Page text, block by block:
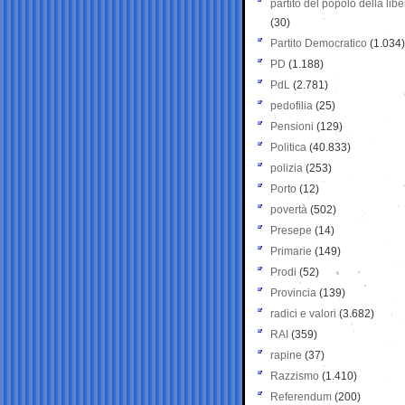
partito del popolo della
(30)
Partito Democratico (1.034)
PD (1.188)
PdL (2.781)
pedofilia (25)
Pensioni (129)
Politica (40.833)
polizia (253)
Porto (12)
povertà (502)
Presepe (14)
Primarie (149)
Prodi (52)
Provincia (139)
radici e valori (3.682)
RAI (359)
rapine (37)
Razzismo (1.410)
Referendum (200)